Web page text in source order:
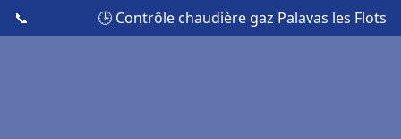
📞 🕒 Contrôle chaudière gaz Palavas les Flots